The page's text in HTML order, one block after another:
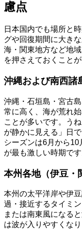
慮点
日本国内でも場所と
グや回復期間に大き
海・関東地方など地
を押さえておくこと
沖縄および南西諸
沖縄・石垣島・宮古
常に高く、海が荒れ
ことが多いです。う
が静かに見える」日
シーズンは6月から
が最も激しい時期です
本州各地（伊豆・
本州の太平洋岸や伊
過・接近するタイミ
または南東風になる
は波が入りやすくな